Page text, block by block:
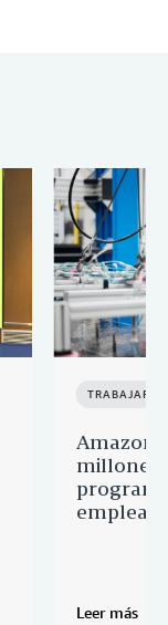
TRABAJAR
Amazon
millones
Leer más